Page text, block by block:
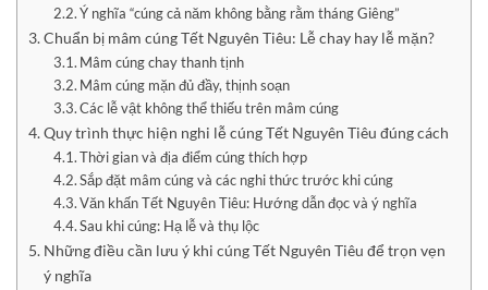
Ý nghĩa “cúng cả năm không bằng rằm tháng Giêng”
Chuẩn bị mâm cúng Tết Nguyên Tiêu: Lễ chay hay lễ mặn?
Mâm cúng chay thanh tịnh
Mâm cúng mặn đủ đầy, thịnh soạn
Các lễ vật không thể thiếu trên mâm cúng
Quy trình thực hiện nghi lễ cúng Tết Nguyên Tiêu đúng cách
Thời gian và địa điểm cúng thích hợp
Sắp đặt mâm cúng và các nghi thức trước khi cúng
Văn khấn Tết Nguyên Tiêu: Hướng dẫn đọc và ý nghĩa
Sau khi cúng: Hạ lễ và thụ lộc
Những điều cần lưu ý khi cúng Tết Nguyên Tiêu để trọn vẹn
ý nghĩa